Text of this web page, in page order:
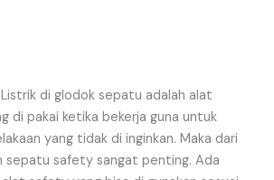
di glodok sepatu adalah alat
di pakai ketika bekerja guna untuk
yang tidak di inginkan. Maka dari
sepatu safety sangat penting. Ada